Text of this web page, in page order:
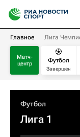
Главное Лига
Матч-
центр
Футбол
Завершен
Футбол
Лига 1